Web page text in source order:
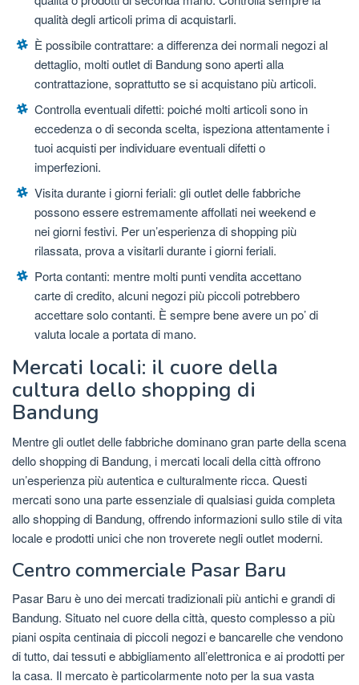
qualità degli articoli prima di acquistarli.
È possibile contrattare: a differenza dei normali negozi al
dettaglio, molti outlet di Bandung sono aperti alla
contrattazione, soprattutto se si acquistano più articoli.
Controlla eventuali difetti: poiché molti articoli sono in
eccedenza o di seconda scelta, ispeziona attentamente i
tuoi acquisti per individuare eventuali difetti o
imperfezioni.
Visita durante i giorni feriali: gli outlet delle fabbriche
possono essere estremamente affollati nei weekend e
nei giorni festivi. Per un’esperienza di shopping più
rilassata, prova a visitarli durante i giorni feriali.
Porta contanti: mentre molti punti vendita accettano
carte di credito, alcuni negozi più piccoli potrebbero
accettare solo contanti. È sempre bene avere un po’ di
valuta locale a portata di mano.
Mercati locali: il cuore della
cultura dello shopping di
Bandung
Mentre gli outlet delle fabbriche dominano gran parte della scena
dello shopping di Bandung, i mercati locali della città offrono
un’esperienza più autentica e culturalmente ricca. Questi
mercati sono una parte essenziale di qualsiasi guida completa
allo shopping di Bandung, offrendo informazioni sullo stile di vita
locale e prodotti unici che non troverete negli outlet moderni.
Centro commerciale Pasar Baru
Pasar Baru è uno dei mercati tradizionali più antichi e grandi di
Bandung. Situato nel cuore della città, questo complesso a più
piani ospita centinaia di piccoli negozi e bancarelle che vendono
di tutto, dai tessuti e abbigliamento all’elettronica e ai prodotti per
la casa. Il mercato è particolarmente noto per la sua vasta